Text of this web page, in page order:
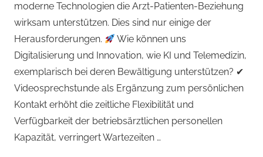
moderne Technologien die Arzt-Patienten-Beziehung
wirksam unterstützen. Dies sind nur einige der
Herausforderungen.
Wie können uns
Digitalisierung und Innovation, wie KI und Telemedizin,
exemplarisch bei deren Bewältigung unterstützen? ✔
Videosprechstunde als Ergänzung zum persönlichen
Kontakt erhöht die zeitliche Flexibilität und
Verfügbarkeit der betriebsärztlichen personellen
Kapazität, verringert Wartezeiten …